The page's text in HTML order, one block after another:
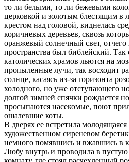
то ли белыми, то ли бежевыми
церковкой и золотым блестящим в
крестом над головой, виднелась
коричневых деревьев, сквозь
оранжевый солнечный свет,
пространства был библейский. Так
католических храмов льются на
пропыленные лучи, так восходит
солнце, касаясь из-за горизонта
холодного, но уже отступающего
долгой зимней спячки рождается
просыпаются насекомые, поют
ошалевшие коты.
В дверях ее встретила
художественном сиреневом
немного помявшись и вжавшись в
Любу внутрь и проводила в